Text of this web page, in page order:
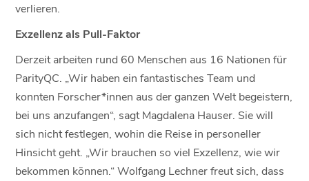
verlieren.
Exzellenz als Pull-Faktor
Derzeit arbeiten rund 60 Menschen aus 16 Nationen für
ParityQC. „Wir haben ein fantastisches Team und
konnten Forscher*innen aus der ganzen Welt begeistern,
bei uns anzufangen“, sagt Magdalena Hauser. Sie will
sich nicht festlegen, wohin die Reise in personeller
Hinsicht geht. „Wir brauchen so viel Exzellenz, wie wir
bekommen können.“ Wolfgang Lechner freut sich, dass